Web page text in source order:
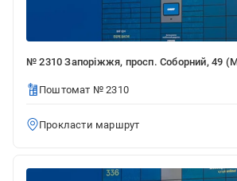
№ 2310 Запоріжжя, просп. Соборний, 49
Поштомат № 2310
Прокласти маршрут